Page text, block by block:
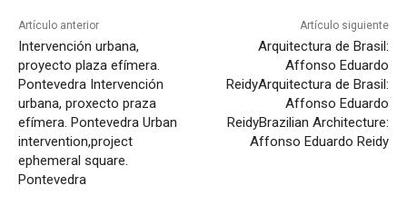
Artículo anterior
Intervención urbana,
proyecto plaza efímera.
Pontevedra Intervención
urbana, proxecto praza
efímera. Pontevedra Urban
intervention,project
ephemeral square.
Pontevedra
Artículo siguiente
Arquitectura de Brasil:
Affonso Eduardo
ReidyArquitectura de Brasil:
Affonso Eduardo
ReidyBrazilian Architecture:
Affonso Eduardo Reidy